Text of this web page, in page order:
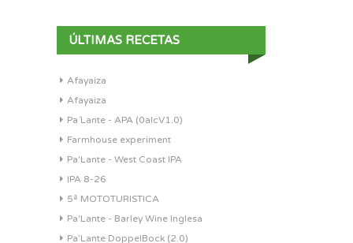
ÚLTIMAS RECETAS
Afayaiza
Afayaiza
Pa´Lante - APA (0alcV1.0)
Farmhouse experiment
Pa'Lante - West Coast IPA
IPA 8-26
5ª MOTOTURISTICA
Pa'Lante - Barley Wine Inglesa
Pa’Lante DoppelBock (2.0)